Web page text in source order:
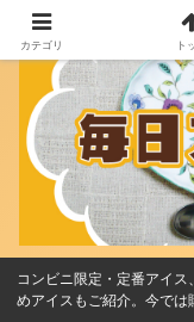
コンビニ限定・定番アイ
めアイスもご紹介。今では
カテゴリ ト